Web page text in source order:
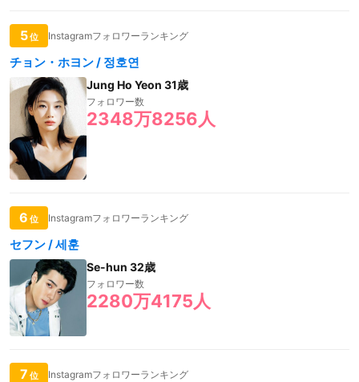
5位 Instagramフォロワーランキング
チョン・ホヨン / 정호연
Jung Ho Yeon 31歳
フォロワー数
2348万8256人
6 位 Instagramフォロワーランキング
セフン / 세훈
Se-hun 32歳
フォロワー数
2280万4175人
7 位 Instagramフォロワーランキング